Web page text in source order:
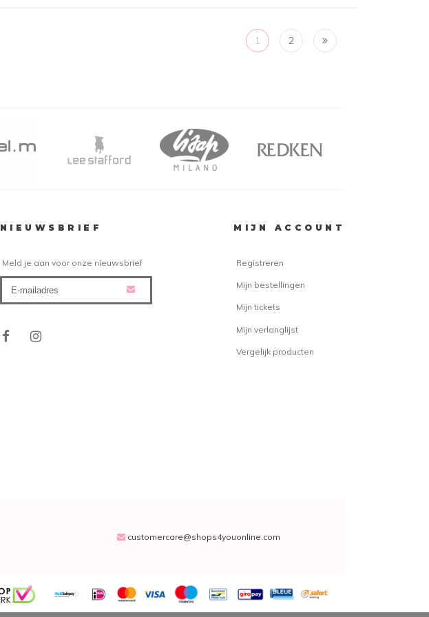
1 2
NIEUWSBRIEF
Meld je aan voor onze nieuwsbrief
MIJN ACCOUNT
Registreren
Mijn bestellingen
Mijn tickets
Mijn verlanglijst
Vergelijk producten
customercare@shops4youonline.com